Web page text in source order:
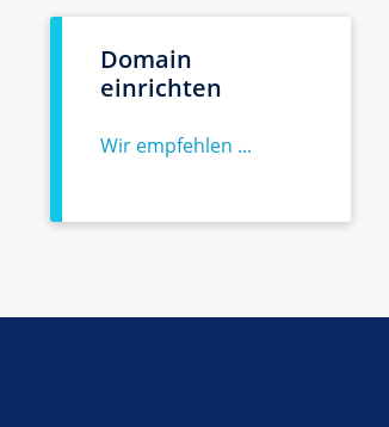
Domain
einrichten
Wir empfehlen ...